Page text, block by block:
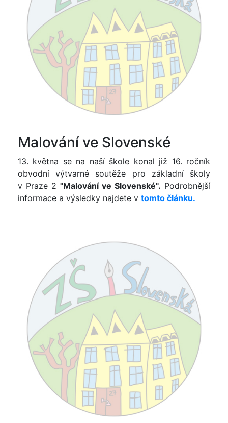
Malování ve Slovenské
13. května se na naší škole konal již 16. ročník
obvodní výtvarné soutěže pro základní školy
v Praze 2 "Malování ve Slovenské". Podrobnější
informace a výsledky najdete v tomto článku.